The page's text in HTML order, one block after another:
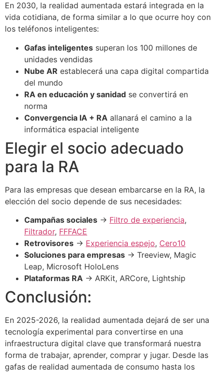
En 2030, la realidad aumentada estará integrada en la
vida cotidiana, de forma similar a lo que ocurre hoy con
los teléfonos inteligentes:
Gafas inteligentes superan los 100 millones de
unidades vendidas
Nube AR establecerá una capa digital compartida
del mundo
RA en educación y sanidad se convertirá en
norma
Convergencia IA + RA allanará el camino a la
informática espacial inteligente
Elegir el socio adecuado
para la RA
Para las empresas que desean embarcarse en la RA, la
elección del socio depende de sus necesidades:
Campañas sociales → Filtro de experiencia,
Filtrador, FFFACE
Retrovisores → Experiencia espejo, Cero10
Soluciones para empresas → Treeview, Magic
Leap, Microsoft HoloLens
Plataformas RA → ARKit, ARCore, Lightship
Conclusión:
En 2025-2026, la realidad aumentada dejará de ser una
tecnología experimental para convertirse en una
infraestructura digital clave que transformará nuestra
forma de trabajar, aprender, comprar y jugar. Desde las
gafas de realidad aumentada de consumo hasta los